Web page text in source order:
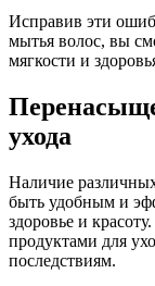
Исправив эти
мытья волос, вы
мягкости и
ухода
Наличие
быть удобным и
здоровье и
продуктами для
последствиям.